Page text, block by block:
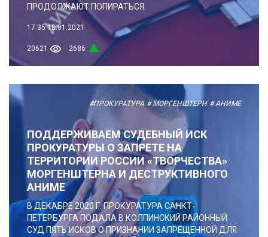
ПРОДОЛЖАЮТ ПОПИРАТЬСЯ.
17:35 18.01.2021
20621 2686
#ПРОКУРАТУРА # МОРГЕНШТЕРН # АНИМЕ
ПОДДЕРЖИВАЕМ СУДЕБНЫЙ ИСК
ПРОКУРАТУРЫ О ЗАПРЕТЕ НА
ТЕРРИТОРИИ РОССИИ «ТВОРЧЕСТВА»
МОРГЕНШТЕРНА И ДЕСТРУКТИВНОГО
АНИМЕ
В ДЕКАБРЕ 2020 Г. ПРОКУРАТУРА САНКТ-
ПЕТЕРБУРГА ПОДАЛА В КОЛПИНСКИЙ РАЙОННЫЙ
СУД ПЯТЬ ИСКОВ О ПРИЗНАНИИ ЗАПРЕЩЕННОЙ ДЛЯ